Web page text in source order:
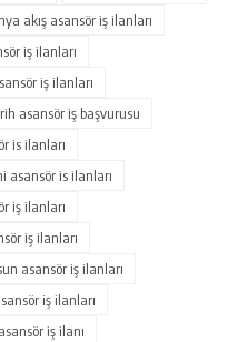
akış asansör iş ilanları
iş ilanları
iş ilanları
asansör iş başvurusu
is ilanları
asansör is ilanları
iş ilanları
iş ilanları
asansör iş ilanları
iş ilanları
iş ilanı